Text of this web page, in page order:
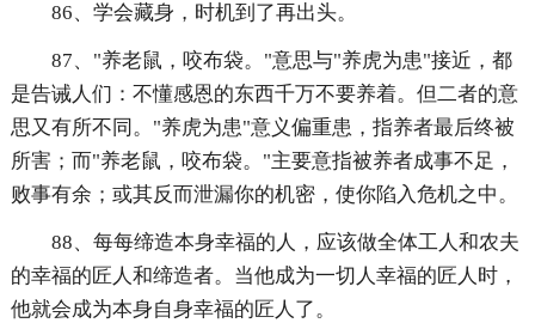
86、学会藏身，时机到了再出头。
87、"养老鼠，咬布袋。"意思与"养虎为患"接近，都
是告诫人们：不懂感恩的东西千万不要养着。但二者的意
思又有所不同。"养虎为患"意义偏重患，指养者最后终被
所害；而"养老鼠，咬布袋。"主要意指被养者成事不足，
败事有余；或其反而泄漏你的机密，使你陷入危机之中。
88、每每缔造本身幸福的人，应该做全体工人和农夫
的幸福的匠人和缔造者。当他成为一切人幸福的匠人时，
他就会成为本身自身幸福的匠人了。